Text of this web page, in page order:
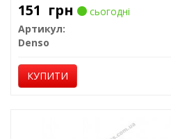
151 грн
сьогодні
Артикул:
Denso
КУПИТИ